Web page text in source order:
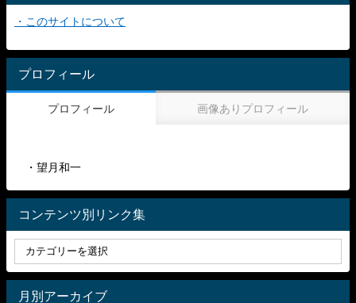
・このサイトについて
プロフィール
プロフィール 画像ありプロフィール
・望月和一
コンテンツ別リンク集
月別アーカイブ